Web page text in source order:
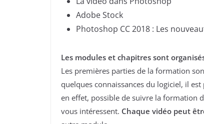
Adobe Stock
Photoshop CC 2018 : Les
Les modules et chapitres sont
Les premières parties de la formation
quelques connaissances du logiciel, il
en effet, possible de suivre la formation
vous intéressent. Chaque vidéo peut